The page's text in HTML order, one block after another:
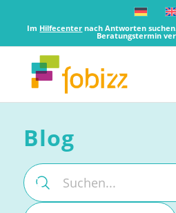
Im Hilfecenter nach Antworten
Beratungstermin
Blog